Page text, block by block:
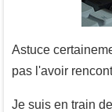
Astuce
pas l'avoir
Je suis en train